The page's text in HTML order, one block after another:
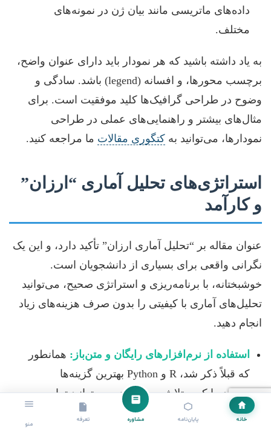
خانه پایان‌نامه مشاوره تعرفه
منو
داده‌های ماتریسی مانند بیان ژن در نمونه‌های
مختلف.
به یاد داشته باشید که هر نمودار باید دارای عنوان واضح،
برچسب محورها، و افسانه (legend) باشد. سادگی و
وضوح در طراحی گرافیک‌ها کلید موفقیت است. برای
مثال‌های بیشتر و راهنمایی‌های عملی در طراحی
نمودارها، می‌توانید به کتگوری مقالات ما مراجعه کنید.
استراتژی‌های تحلیل آماری “ارزان”
و کارآمد
عنوان مقاله بر “تحلیل آماری ارزان” تأکید دارد، و این یک
نگرانی واقعی برای بسیاری از دانشجویان است.
خوشبختانه، با برنامه‌ریزی و استراتژی صحیح، می‌توانید
تحلیل‌های آماری با کیفیتی را بدون صرف هزینه‌های زیاد
انجام دهید.
استفاده از نرم‌افزارهای رایگان و متن‌باز: همانطور
که قبلاً ذکر شد، R و Python بهترین گزینه‌ها
هستند. با کمی تلاش و یادگیری، می‌توانید تمام
تحلیل‌های پیچیده را با این ابزارها انجام دهید.